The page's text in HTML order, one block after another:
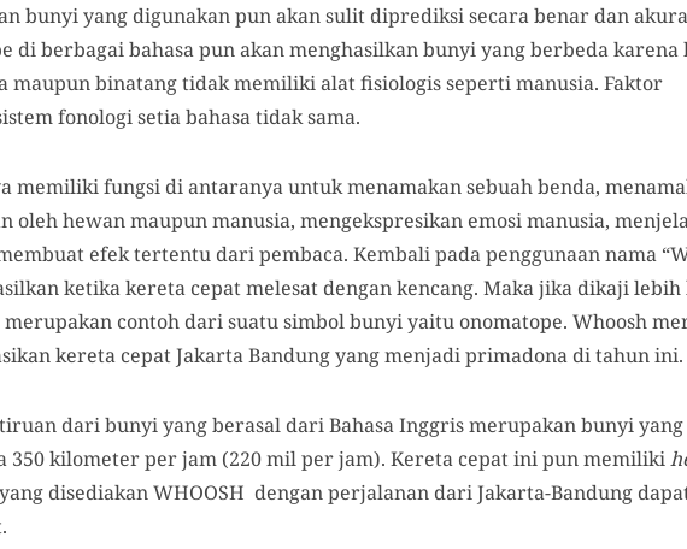
bunyi yang digunakan pun akan sulit diprediksi secara benar dan
di berbagai bahasa pun akan menghasilkan bunyi yang berbeda karena
maupun binatang tidak memiliki alat fisiologis seperti manusia. Faktor
fonologi setia bahasa tidak sama.
memiliki fungsi di antaranya untuk menamakan sebuah benda,
oleh hewan maupun manusia, mengekspresikan emosi manusia,
efek tertentu dari pembaca. Kembali pada penggunaan nama
ketika kereta cepat melesat dengan kencang. Maka jika dikaji
merupakan contoh dari suatu simbol bunyi yaitu onomatope. Whoosh
kereta cepat Jakarta Bandung yang menjadi primadona di tahun ini.
dari bunyi yang berasal dari Bahasa Inggris merupakan bunyi yang
350 kilometer per jam (220 mil per jam). Kereta cepat ini pun memiliki
disediakan WHOOSH dengan perjalanan dari Jakarta-Bandung